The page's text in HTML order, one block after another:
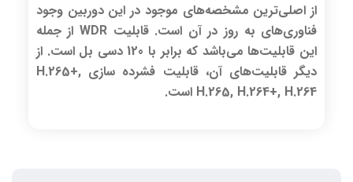
از اصلی‌ترین مشخصه‌های موجود در این دوربین وجود
فناوری‌های به روز در آن است. قابلیت WDR از جمله
این قابلیت‌ها می‌باشد که برابر با 120 دسی بل است. از
دیگر قابلیت‌های آن، قابلیت فشرده سازی H.265+,
H.265, H.264+, H.264 است.